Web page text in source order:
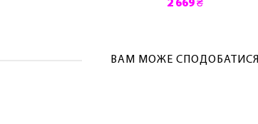
2 669 ₴
ВАМ МОЖЕ СПОДОБАТИСЯ